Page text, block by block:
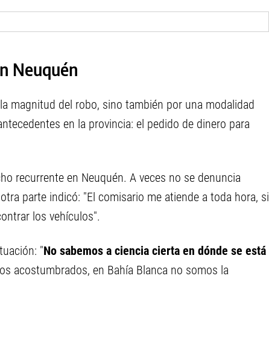
Neuquén
magnitud del robo, sino también por una modalidad
en la provincia: el pedido de dinero para
recurrente en Neuquén. A veces no se denuncia
parte indicó: "El comisario me atiende a toda hora, si
los vehículos".
"No sabemos a ciencia cierta en dónde se está
acostumbrados, en Bahía Blanca no somos la